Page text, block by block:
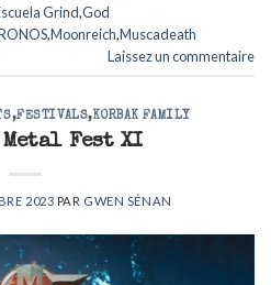
Grind,God
,Moonreich,Muscadeath
Laissez un commentaire
,FESTIVALS,KORBAK FAMILY
Metal Fest XI
2023 PAR GWEN SÉNAN